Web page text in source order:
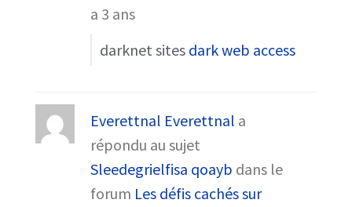
a 3 ans
darknet sites dark web access
Everettnal Everettnal a
répondu au sujet
Sleedegrielfisa qoayb dans le
forum Les défis cachés sur